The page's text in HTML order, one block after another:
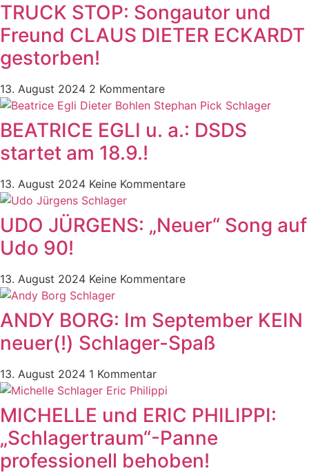
TRUCK STOP: Songautor und
Freund CLAUS DIETER ECKARDT
gestorben!
13. August 2024 2 Kommentare
BEATRICE EGLI u. a.: DSDS
startet am 18.9.!
13. August 2024 Keine Kommentare
UDO JÜRGENS: „Neuer“ Song auf
Udo 90!
13. August 2024 Keine Kommentare
ANDY BORG: Im September KEIN
neuer(!) Schlager-Spaß
13. August 2024 1 Kommentar
MICHELLE und ERIC PHILIPPI:
„Schlagertraum“-Panne
professionell behoben!